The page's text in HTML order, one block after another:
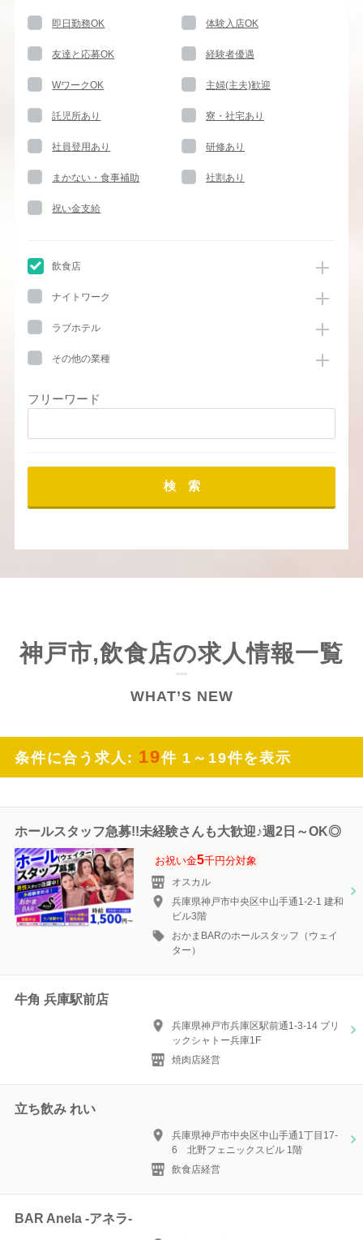
即日勤務OK 体験入店OK
友達と応募OK 経験者優遇
WワークOK 主婦(主夫)歓迎
託児所あり 寮・社宅あり
社員登用あり 研修あり
まかない・食事補助 社割あり
祝い金支給
飲食店
ナイトワーク
ラブホテル
その他の業種
フリーワード
検 索
神戸市,飲食店の求人情報一覧
WHAT’S NEW
条件に合う求人: 19件 1～19件を表示
ホールスタッフ急募!!未経験さんも大歓迎♪週2日～OK◎
お祝い金5千円分対象
オスカル
兵庫県神戸市中央区中山手通1-2-1 建和
ビル3階
おかまBARのホールスタッフ（ウェイ
ター）
牛角 兵庫駅前店
兵庫県神戸市兵庫区駅前通1-3-14 ブリ
ックシャトー兵庫1F
焼肉店経営
立ち飲み れい
兵庫県神戸市中央区中山手通1丁目17-
6 北野フェニックスビル 1階
飲食店経営
BAR Anela -アネラ-